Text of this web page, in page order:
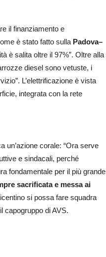
il finanziamento e
è stato fatto sulla Padova–
è salita oltre il 97%”. Oltre alla
diesel sono vetuste, i
L’elettrificazione è vista
integrata con la rete
un’azione corale: “Ora serve
e sindacali, perché
fondamentale per il più grande
sacrificata e messa ai
si possa fare squadra
capogruppo di AVS.